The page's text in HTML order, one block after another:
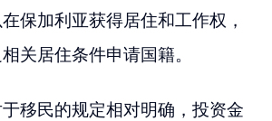
保加利亚获得居住和工作权，
关居住条件申请国籍。
移民的规定相对明确，投资金